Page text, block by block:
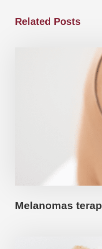
Related Posts
Melanomas